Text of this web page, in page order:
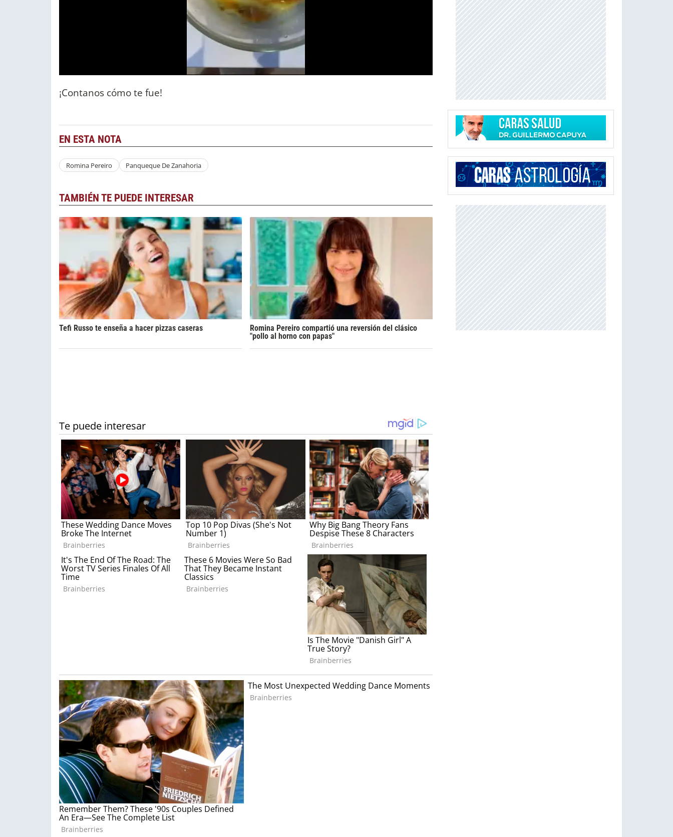
¡Contanos cómo te fue!
EN ESTA NOTA
Romina Pereiro Panqueque De Zanahoria
TAMBIÉN TE PUEDE INTERESAR
Tefi Russo te enseña a hacer pizzas caseras
Romina Pereiro compartió una reversión del clásico
"pollo al horno con papas"